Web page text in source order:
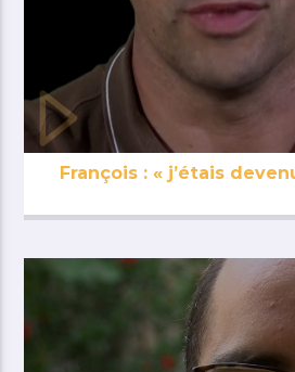
François : « j’étais